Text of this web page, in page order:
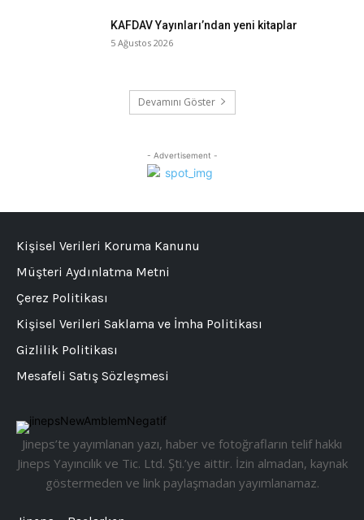
KAFDAV Yayınları’ndan yeni kitaplar
5 Ağustos 2026
Devamını Göster
- Advertisement -
Jineps’te yayımlanan yazı, haber ve fotoğrafların telif hakkı
Jineps Yayıncılık ve Tic. Ltd. Şti.’ye aittir. İzin almadan, kaynak
göstermeden ve link paylaşmadan yayımlanamaz.
Kişisel Verileri Koruma Kanunu
Müşteri Aydınlatma Metni
Çerez Politikası
Kişisel Verileri Saklama ve İmha Politikası
Gizlilik Politikası
Mesafeli Satış Sözleşmesi